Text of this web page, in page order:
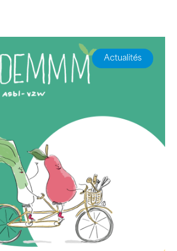
Actualités